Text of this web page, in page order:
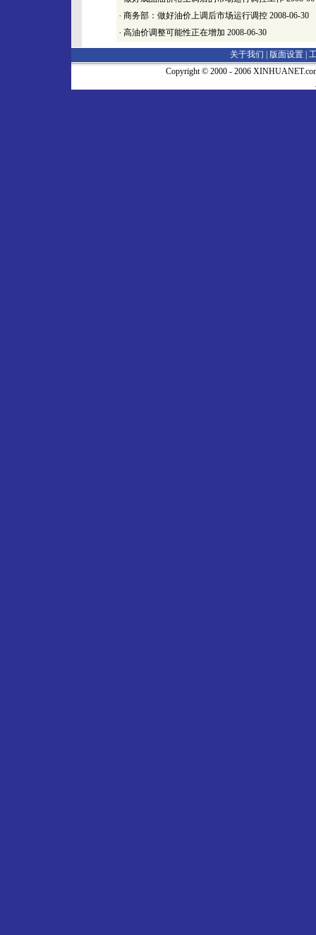
· 商务部：做好油价上调后市场运行调控 2008-06-30
· 高油价调整可能性正在增加 2008-06-30
关于我们 | 版面设置
Copyright © 2000 - 2006